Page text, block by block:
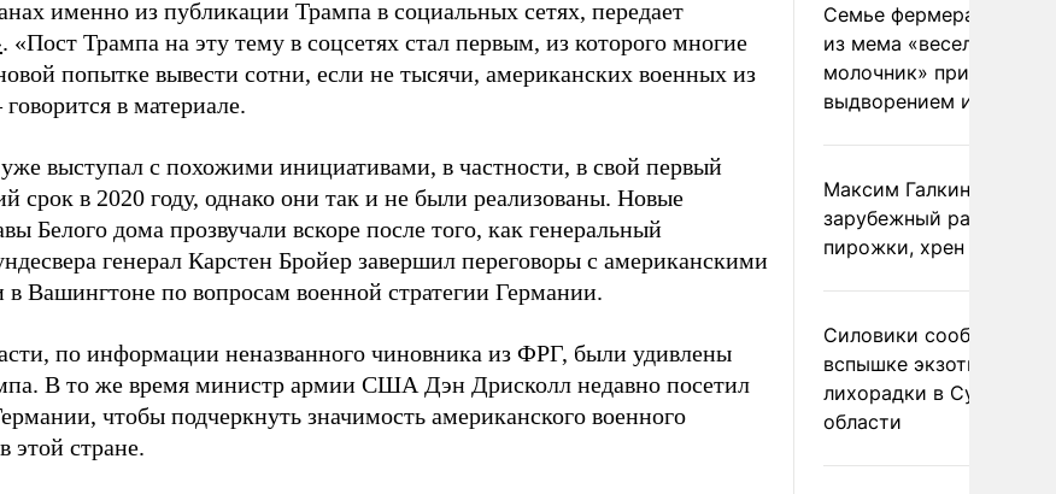
именно из публикации Трампа в социальных сетях, передает
. «Пост Трампа на эту тему в соцсетях стал первым, из которого многие
попытке вывести сотни, если не тысячи, американских военных из
в материале.
выступал с похожими инициативами, в частности, в свой первый
срок в 2020 году, однако они так и не были реализованы. Новые
Белого дома прозвучали вскоре после того, как генеральный
генерал Карстен Бройер завершил переговоры с американскими
Вашингтоне по вопросам военной стратегии Германии.
по информации неназванного чиновника из ФРГ, были удивлены
В то же время министр армии США Дэн Дрисколл недавно посетил
чтобы подчеркнуть значимость американского военного
этой стране.
Семье фермера
из мема «веселый
молочник» пригрозили
выдворением из
Максим Галкин
зарубежный райдер
пирожки, хрен и морс
Силовики сообщили о
вспышке экзотической
лихорадки в Сумской
области